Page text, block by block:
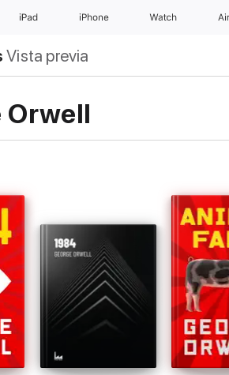
iPad iPhone Watch
Vista previa
Orwell